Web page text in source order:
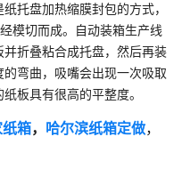
盘加热缩膜封包的方式，
模切而成。自动装箱生产线
折叠粘合成托盘，然后再装
弯曲，吸嘴会出现一次吸取
板具有很高的平整度。
纸箱， 哈尔滨纸箱定做，